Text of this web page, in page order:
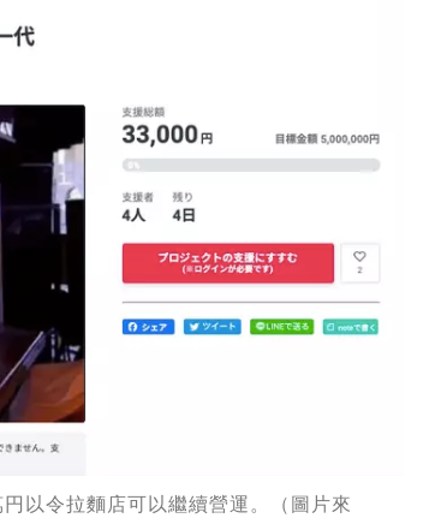
以令拉麵店可以繼續營運。（圖片來